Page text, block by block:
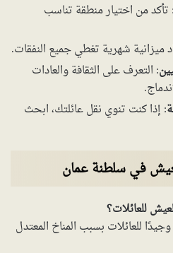
: تأكد من اختيار منطقة تناسب
ميزانية شهرية تغطي جميع النفقات.
: التعرف على الثقافة والعادات
: إذا كنت تنوي نقل عائلتك، ابحث
في سلطنة عمان
للعائلات؟
وجيدًا للعائلات بسبب المناخ المعتدل